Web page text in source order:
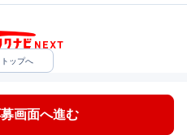
画面へ進む
ップへ
問い合わせ
Inc.